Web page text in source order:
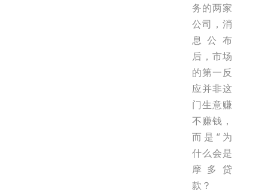
务的两家
公司，消
息公布
后，市场
的第一反
应并非这
门生意赚
不赚钱，
而是“为
什么会是
摩多贷
款？